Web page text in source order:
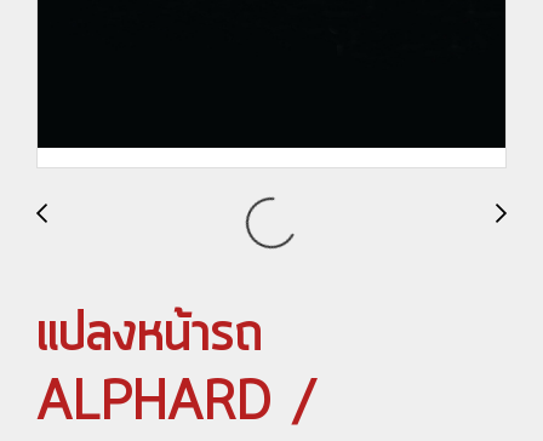
แปลงหน้ารถ
ALPHARD /